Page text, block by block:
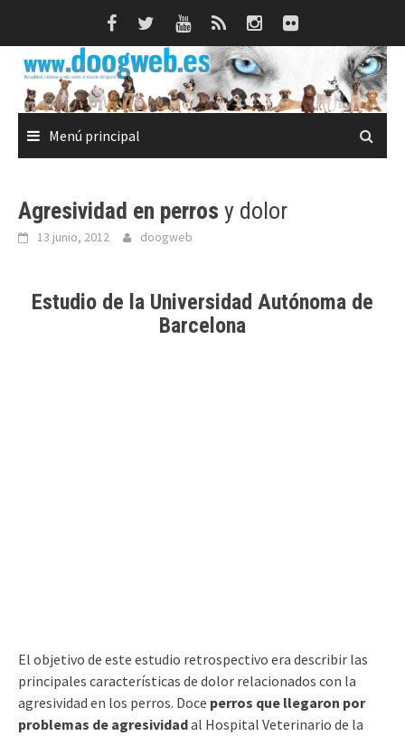
Menú principal
Agresividad en perros y dolor
13 junio, 2012 doogweb
Estudio de la Universidad Autónoma de
Barcelona
El objetivo de este estudio retrospectivo era describir las
principales características de dolor relacionados con la
agresividad en los perros. Doce perros que llegaron por
problemas de agresividadal Hospital Veterinario de la